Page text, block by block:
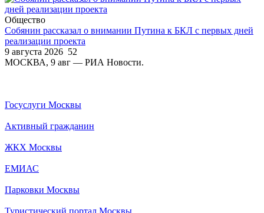
Общество
Собянин рассказал о внимании Путина к БКЛ с первых дней
реализации проекта
9 августа 2026 52
МОСКВА, 9 авг — РИА Новости.
Госуслуги Москвы
Активный гражданин
ЖКХ Москвы
ЕМИАС
Парковки Москвы
Туристический портал Москвы